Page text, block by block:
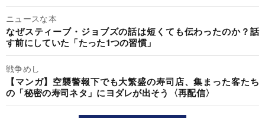
ニュースな本
なぜスティーブ・ジョブズの話は短くても伝わったのか？話
す前にしていた「たった1つの習慣」
戦争めし
【マンガ】空襲警報下でも大繁盛の寿司店、集まった客たち
の「秘密の寿司ネタ」にヨダレが出そう〈再配信〉